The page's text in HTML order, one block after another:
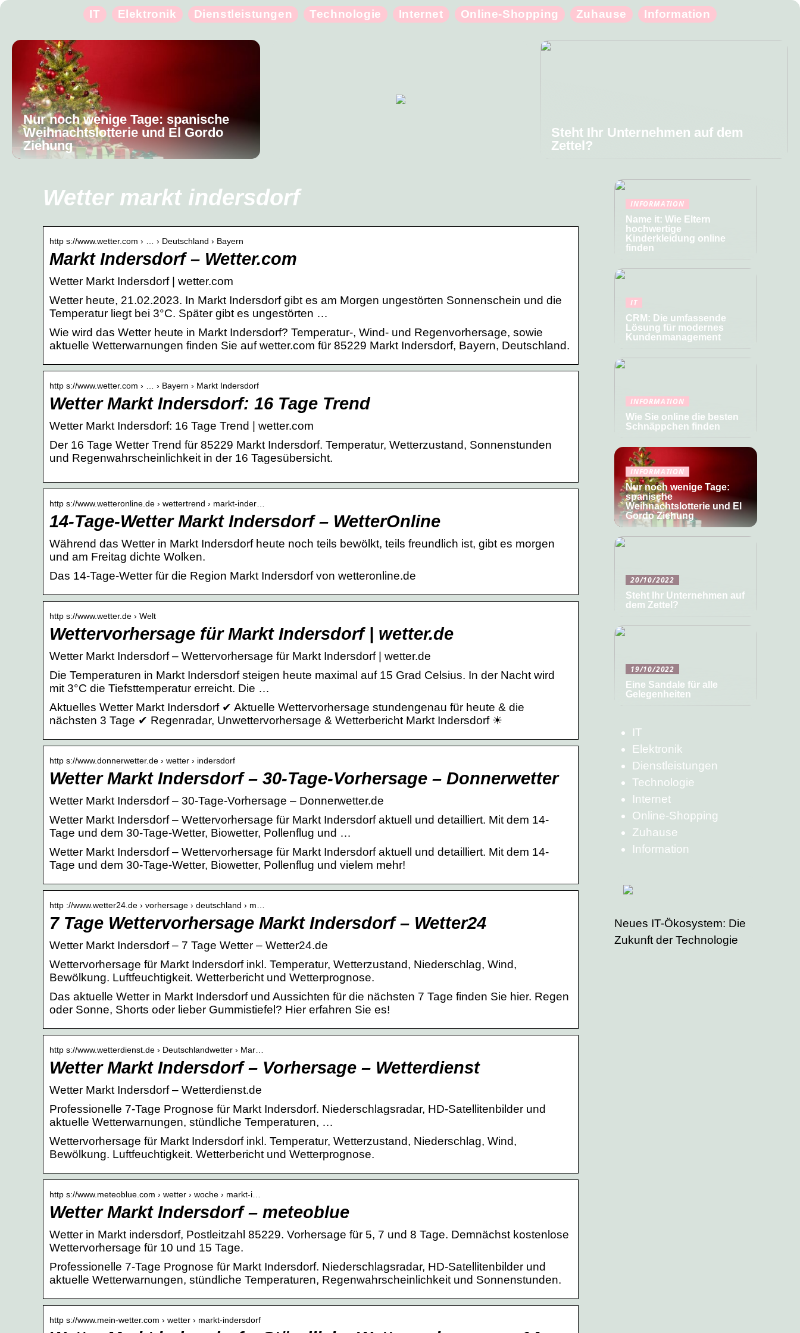
IT Elektronik Dienstleistungen Technologie Internet Online-Shopping Zuhause Information
Nur noch wenige Tage: spanische
Weihnachtslotterie und El Gordo
Ziehung
Steht Ihr Unternehmen auf dem
Zettel?
Wetter markt indersdorf
http s://www.wetter.com › … › Deutschland › Bayern
Markt Indersdorf – Wetter.com
Wetter Markt Indersdorf | wetter.com
Wetter heute, 21.02.2023. In Markt Indersdorf gibt es am Morgen ungestörten Sonnenschein und die
Temperatur liegt bei 3°C. Später gibt es ungestörten …
Wie wird das Wetter heute in Markt Indersdorf? Temperatur-, Wind- und Regenvorhersage, sowie
aktuelle Wetterwarnungen finden Sie auf wetter.com für 85229 Markt Indersdorf, Bayern, Deutschland.
http s://www.wetter.com › … › Bayern › Markt Indersdorf
Wetter Markt Indersdorf: 16 Tage Trend
Wetter Markt Indersdorf: 16 Tage Trend | wetter.com
Der 16 Tage Wetter Trend für 85229 Markt Indersdorf. Temperatur, Wetterzustand, Sonnenstunden
und Regenwahrscheinlichkeit in der 16 Tagesübersicht.
http s://www.wetteronline.de › wettertrend › markt-inder…
14-Tage-Wetter Markt Indersdorf – WetterOnline
Während das Wetter in Markt Indersdorf heute noch teils bewölkt, teils freundlich ist, gibt es morgen
und am Freitag dichte Wolken.
Das 14-Tage-Wetter für die Region Markt Indersdorf von wetteronline.de
http s://www.wetter.de › Welt
Wettervorhersage für Markt Indersdorf | wetter.de
Wetter Markt Indersdorf – Wettervorhersage für Markt Indersdorf | wetter.de
Die Temperaturen in Markt Indersdorf steigen heute maximal auf 15 Grad Celsius. In der Nacht wird
mit 3°C die Tiefsttemperatur erreicht. Die …
Aktuelles Wetter Markt Indersdorf ✔ Aktuelle Wettervorhersage stundengenau für heute & die
nächsten 3 Tage ✔ Regenradar, Unwettervorhersage & Wetterbericht Markt Indersdorf ☀
http s://www.donnerwetter.de › wetter › indersdorf
Wetter Markt Indersdorf – 30-Tage-Vorhersage – Donnerwetter
Wetter Markt Indersdorf – 30-Tage-Vorhersage – Donnerwetter.de
Wetter Markt Indersdorf – Wettervorhersage für Markt Indersdorf aktuell und detailliert. Mit dem 14-
Tage und dem 30-Tage-Wetter, Biowetter, Pollenflug und …
Wetter Markt Indersdorf – Wettervorhersage für Markt Indersdorf aktuell und detailliert. Mit dem 14-
Tage und dem 30-Tage-Wetter, Biowetter, Pollenflug und vielem mehr!
http ://www.wetter24.de › vorhersage › deutschland › m…
7 Tage Wettervorhersage Markt Indersdorf – Wetter24
Wetter Markt Indersdorf – 7 Tage Wetter – Wetter24.de
Wettervorhersage für Markt Indersdorf inkl. Temperatur, Wetterzustand, Niederschlag, Wind,
Bewölkung. Luftfeuchtigkeit. Wetterbericht und Wetterprognose.
Das aktuelle Wetter in Markt Indersdorf und Aussichten für die nächsten 7 Tage finden Sie hier. Regen
oder Sonne, Shorts oder lieber Gummistiefel? Hier erfahren Sie es!
http s://www.wetterdienst.de › Deutschlandwetter › Mar…
Wetter Markt Indersdorf – Vorhersage – Wetterdienst
Wetter Markt Indersdorf – Wetterdienst.de
Professionelle 7-Tage Prognose für Markt Indersdorf. Niederschlagsradar, HD-Satellitenbilder und
aktuelle Wetterwarnungen, stündliche Temperaturen, …
Wettervorhersage für Markt Indersdorf inkl. Temperatur, Wetterzustand, Niederschlag, Wind,
Bewölkung. Luftfeuchtigkeit. Wetterbericht und Wetterprognose.
http s://www.meteoblue.com › wetter › woche › markt-i…
Wetter Markt Indersdorf – meteoblue
Wetter in Markt indersdorf, Postleitzahl 85229. Vorhersage für 5, 7 und 8 Tage. Demnächst kostenlose
Wettervorhersage für 10 und 15 Tage.
Professionelle 7-Tage Prognose für Markt Indersdorf. Niederschlagsradar, HD-Satellitenbilder und
aktuelle Wetterwarnungen, stündliche Temperaturen, Regenwahrscheinlichkeit und Sonnenstunden.
http s://www.mein-wetter.com › wetter › markt-indersdorf
INFORMATION
Name it: Wie Eltern
hochwertige
Kinderkleidung online
finden
IT
CRM: Die umfassende
Lösung für modernes
Kundenmanagement
INFORMATION
Wie Sie online die besten
Schnäppchen finden
INFORMATION
Nur noch wenige Tage:
spanische
Weihnachtslotterie und El
Gordo Ziehung
20/10/2022
Steht Ihr Unternehmen auf
dem Zettel?
19/10/2022
Eine Sandale für alle
Gelegenheiten
IT
Elektronik
Dienstleistungen
Technologie
Internet
Online-Shopping
Zuhause
Information
Neues IT-Ökosystem: Die
Zukunft der Technologie